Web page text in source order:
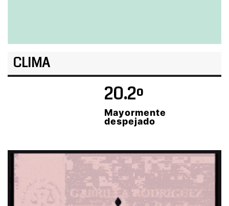
CLIMA
20.2º
Mayormente
despejado